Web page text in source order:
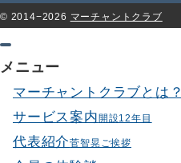
© 2014−2026 マーチャントクラブ
メニュー
マーチャントクラブとは？
サービス案内開設12年目
代表紹介菅智晃ご挨拶